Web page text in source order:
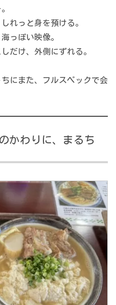
れっと身を預ける。
っぽい映像。
だけ、外側にずれる。
にまた、フルスペックで会
かわりに、まるち